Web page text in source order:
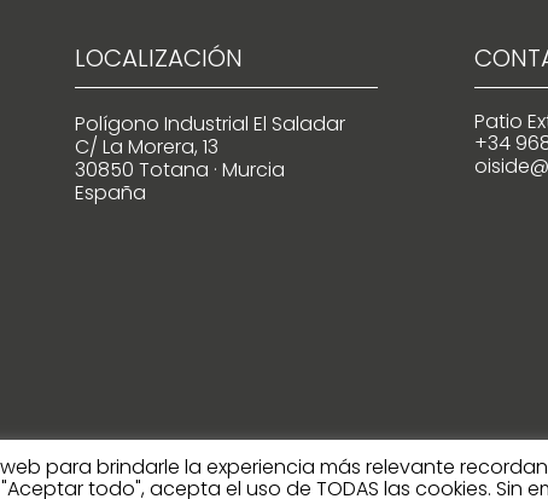
LOCALIZACIÓN
Polígono Industrial El Saladar
C/ La Morera, 13
30850 Totana · Murcia
España
Patio
+34
para brindarle la experiencia más relevante
todo", acepta el uso de TODAS las cookies. Sin